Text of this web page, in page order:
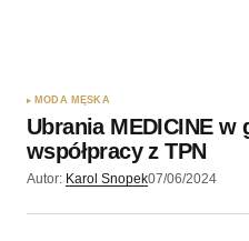
MODA MĘSKA
Ubrania MEDICINE w
współpracy z TPN
Autor: Karol Snopek07/06/2024